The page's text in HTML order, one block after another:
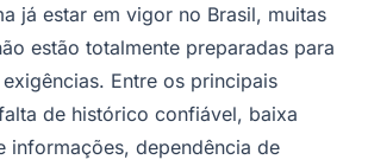
já estar em vigor no Brasil, muitas
estão totalmente preparadas para
Entre os principais
de histórico confiável, baixa
informações, dependência de